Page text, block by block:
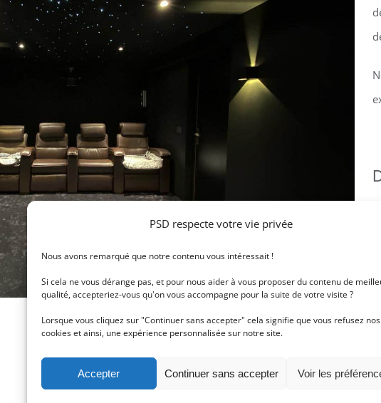
PSD respecte votre vie privée
Nous avons remarqué que notre contenu vous intéressait !
Si cela ne vous dérange pas, et pour nous aider à vous proposer du contenu de
qualité, accepteriez-vous qu'on vous accompagne pour la suite de votre visite ?
Lorsque vous cliquez sur "Continuer sans accepter" cela signifie que vous refusez nos
cookies et ainsi, une expérience personnalisée sur notre site.
Accepter Continuer sans accepter Voir les